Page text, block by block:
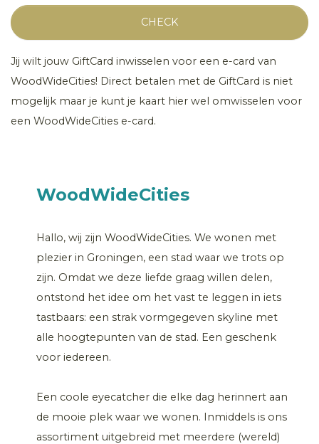
CHECK
Jij wilt jouw GiftCard inwisselen voor een e-card van
WoodWideCities! Direct betalen met de GiftCard is niet
mogelijk maar je kunt je kaart hier wel omwisselen voor
een WoodWideCities e-card.
WoodWideCities
Hallo, wij zijn WoodWideCities. We wonen met
plezier in Groningen, een stad waar we trots op
zijn. Omdat we deze liefde graag willen delen,
ontstond het idee om het vast te leggen in iets
tastbaars: een strak vormgegeven skyline met
alle hoogtepunten van de stad. Een geschenk
voor iedereen.
Een coole eyecatcher die elke dag herinnert aan
de mooie plek waar we wonen. Inmiddels is ons
assortiment uitgebreid met meerdere (wereld)